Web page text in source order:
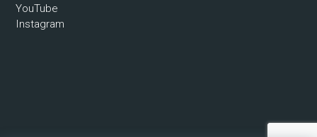
YouTube
Instagram